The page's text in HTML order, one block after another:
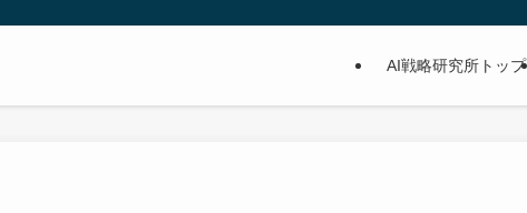
AI戦略研究所トップ